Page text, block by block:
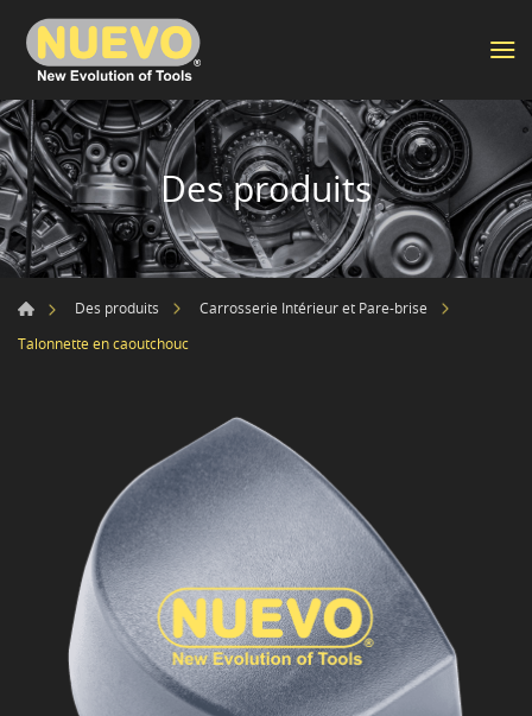
Des produits
Des produits
Carrosserie Intérieur et Pare-brise
Talonnette en caoutchouc